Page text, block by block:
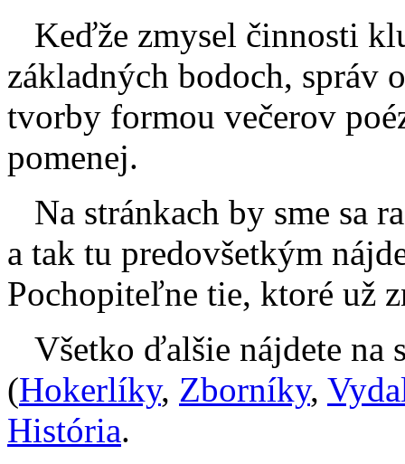
Keďže zmysel činnosti
základných bodoch, správ
tvorby formou večerov
pomenej.
Na stránkach by sme sa
a tak tu predovšetkým
Pochopiteľne tie, ktoré už
Všetko ďalšie nájdete na
(Hokerlíky, Zborníky,
História.